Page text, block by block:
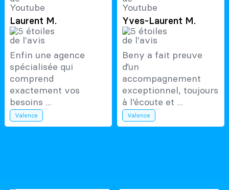
Laurent M.
Enfin une agence
spécialisée qui
comprend
exactement vos
besoins ...
Valence
Yves-Laurent M.
Beny a fait preuve
d’un
accompagnement
exceptionnel, toujours
à l’écoute et ...
Valence